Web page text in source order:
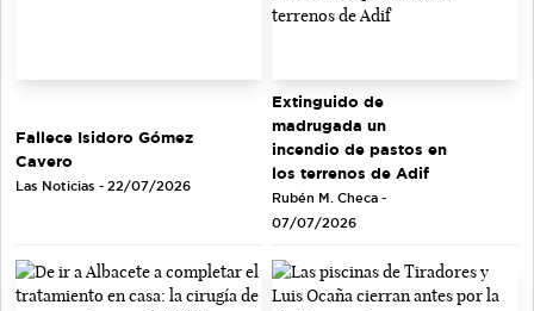
Fallece Isidoro Gómez
Cavero
Las Noticias - 22/07/2026
Extinguido de
madrugada un
incendio de pastos en
los terrenos de Adif
Rubén M. Checa -
07/07/2026